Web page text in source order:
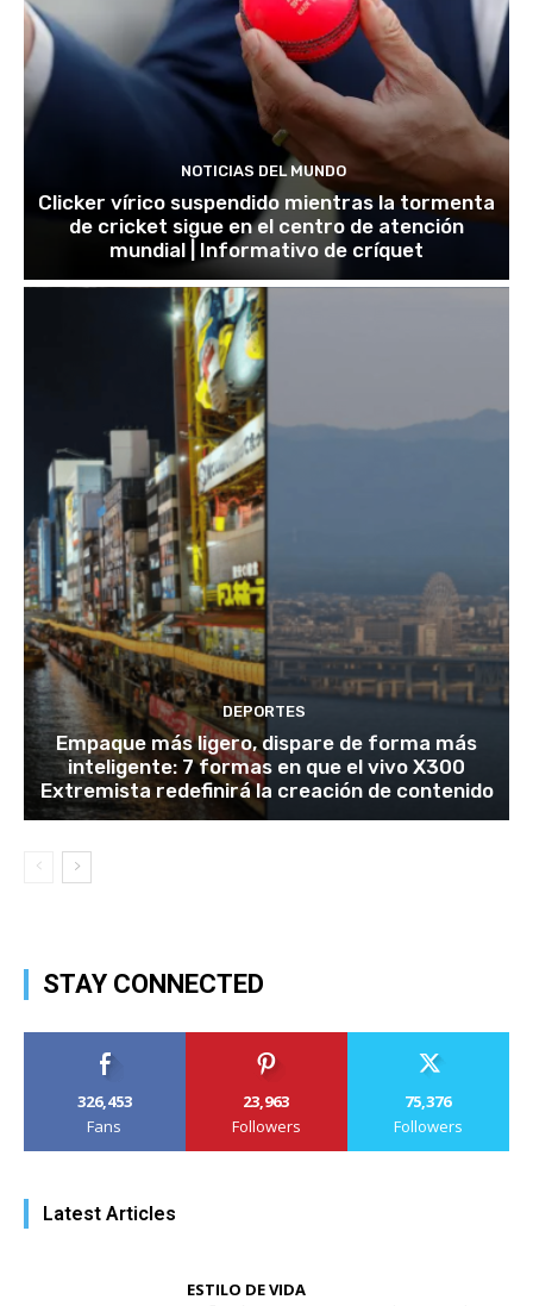
NOTICIAS DEL MUNDO
Clicker vírico suspendido mientras la tormenta
de cricket sigue en el centro de atención
mundial | Informativo de críquet
DEPORTES
Empaque más ligero, dispare de forma más
inteligente: 7 formas en que el vivo X300
Extremista redefinirá la creación de contenido
STAY CONNECTED
326,453
Fans
23,963
Followers
75,376
Followers
Latest Articles
ESTILO DE VIDA